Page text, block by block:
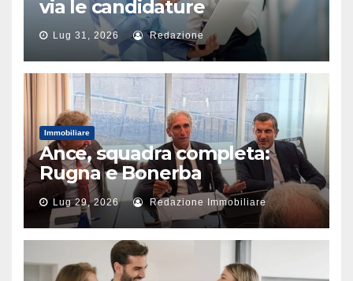
via le candidature
Lug 31, 2026 Redazione
Immobiliare
Ance, squadra completa:
Rugna e Bonerba
vicepresidenti
Lug 29, 2026 Redazione Immobiliare